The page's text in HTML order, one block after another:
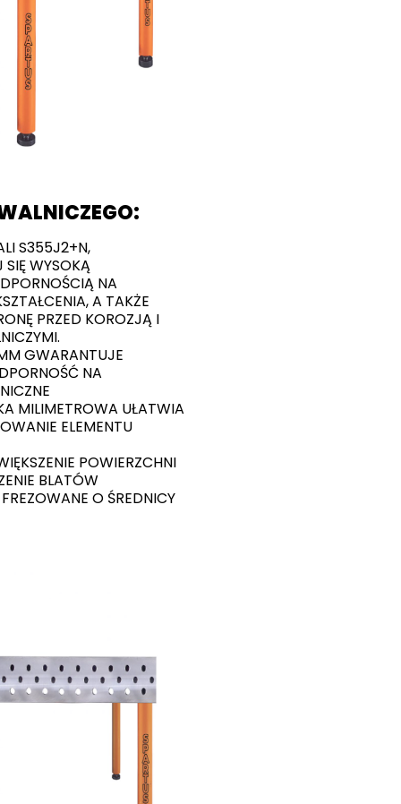
S355J2+N,
WYSOKĄ
NA
A TAKŻE
PRZED KOROZJĄ I
GWARANTUJE
NA
MILIMETROWA UŁATWIA
ELEMENTU
POWIERZCHNI
BLATÓW
O ŚREDNICY